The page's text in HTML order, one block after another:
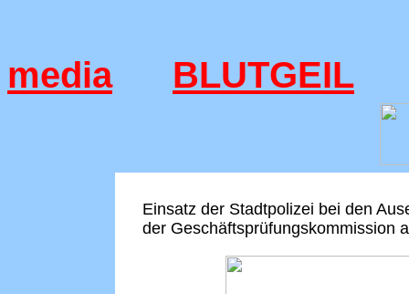
media BLUTGEIL
Einsatz der Stadtpolizei bei den
der Geschäftsprüfungskommission